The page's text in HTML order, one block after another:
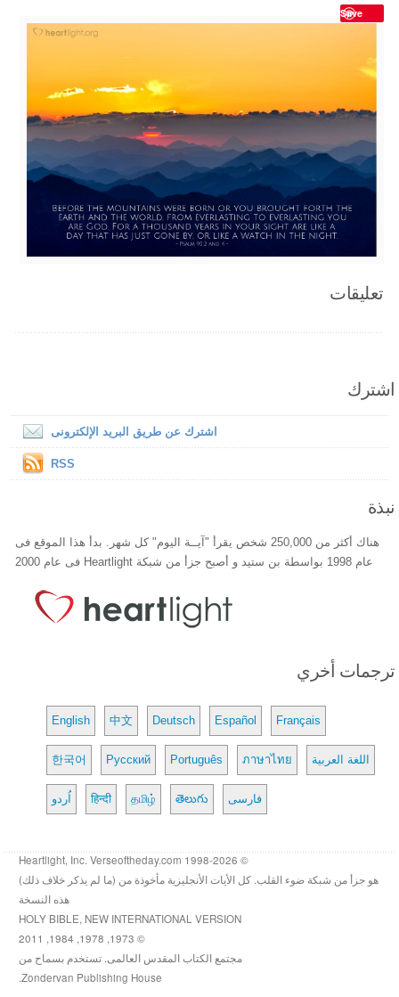
Save
تعليقات
اشترك
اشترك عن طريق البريد الإلكترونى
RSS
نبذة
هناك أكثر من 250,000 شخص يقرأ "آيــة اليوم" كل شهر. بدأ هذا الموقع فى
عام 1998 بواسطة بن ستيد و أصبح جزأ من شبكة Heartlight فى عام 2000
ترجمات أخري
English 中文 Deutsch Español Français
한국어 Русский Português ภาษาไทย اللغة العربية
اُردو हिन्दी தமிழ் తెలుగు فارسی
© 1998-2026 Heartlight, Inc. Verseoftheday.com
هو جزأ من شبكة ضوء القلب. كل الأيات الأنجليزية مأخوذة من (ما لم يذكر خلاف ذلك)
هذه النسخة
HOLY BIBLE, NEW INTERNATIONAL VERSION
© 1973, 1978, 1984, 2011
مجتمع الكتاب المقدس العالمى. تستخدم بسماح من
Zondervan Publishing House.